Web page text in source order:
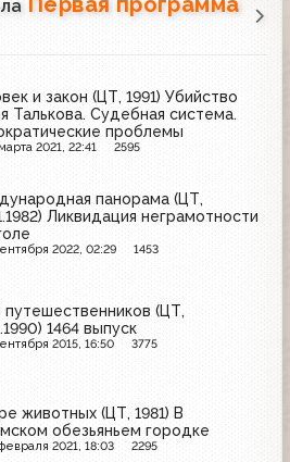
и закон (ЦТ, 1991) Убийство
Талькова. Судебная система.
проблемы
2021, 22:41 2595
панорама (ЦТ,
Ликвидация неграмотности
2022, 02:29 1453
путешественников (ЦТ,
1464 выпуск
2015, 16:50 3775
животных (ЦТ, 1981) В
обезьяньем городке
2021, 18:03 2295